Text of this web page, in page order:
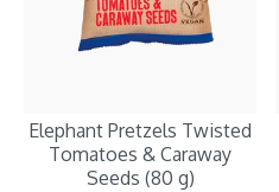
Elephant Pretzels Twisted
Tomatoes & Caraway
Seeds (80 g)